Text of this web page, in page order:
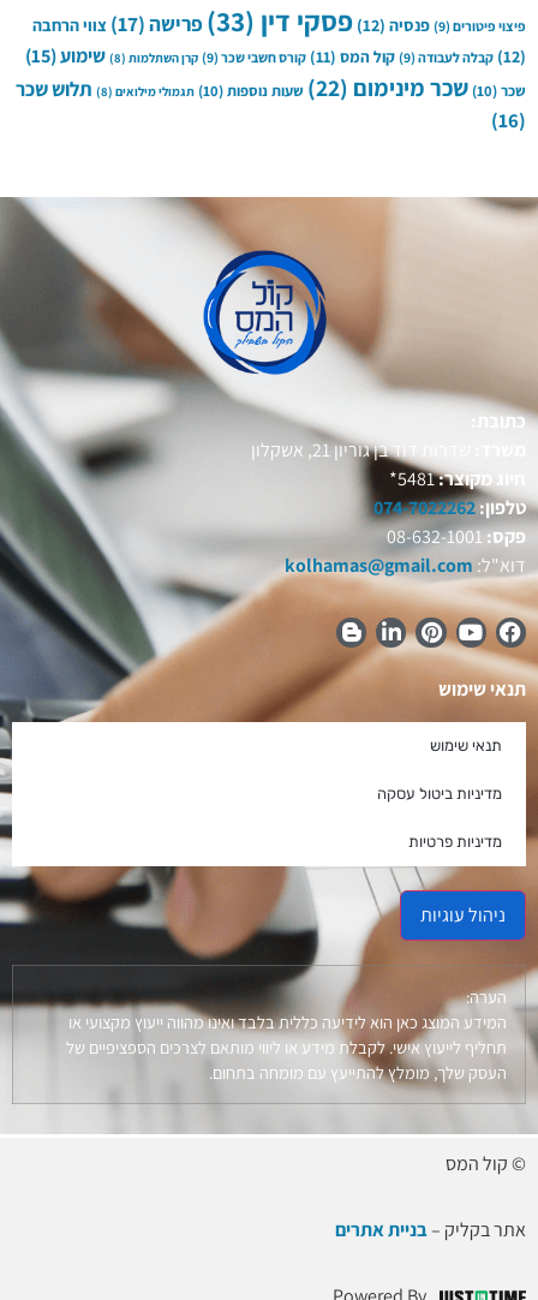
פיצוי פיטורים(9) פנסיה(12) פסקי דין(33) פרישה(17)
צווי הרחבה
קבלה לעבודה(9) קול המס(11) קורס חשבי שכר(9) קרן השתלמות(8) שימוע(15)
שכר(10) שכר מינימום(22) שעות נוספות(10) תגמולי מילואים(8)
תלוש שכר
כתובת:
משרד:
שדרות דוד בן גוריון 21, אשקלון
חיוג מקוצר:5481*
טלפון:074-7022262
פקס:08-632-1001
דוא"ל:kolhamas@gmail.com
תנאי שימוש
תנאי שימוש
מדיניות ביטול עסקה
מדיניות פרטיות
ניהול עוגיות
הערה:
המידע המוצג כאן הוא לידיעה כללית בלבד ואינו מהווה ייעוץ מקצועי או
תחליף לייעוץ אישי. לקבלת מידע או ליווי מותאם לצרכים הספציפיים של
העסק שלך, מומלץ להתייעץ עם מומחה בתחום.
© קול המס
אתר בקליק – בניית אתרים